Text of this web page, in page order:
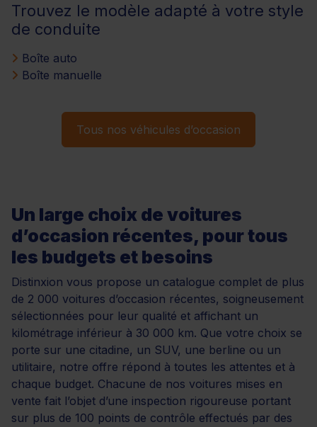
Trouvez le modèle adapté à votre style
de conduite
Boîte auto
Boîte manuelle
Tous nos véhicules d’occasion
Un large choix de voitures
d’occasion récentes, pour tous
les budgets et besoins
Distinxion vous propose un catalogue complet de plus
de 2 000 voitures d’occasion récentes, soigneusement
sélectionnées pour leur qualité et affichant un
kilométrage inférieur à 30 000 km. Que votre choix se
porte sur une citadine, un SUV, une berline ou un
utilitaire, notre offre répond à toutes les attentes et à
chaque budget. Chacune de nos voitures mises en
vente fait l’objet d’une inspection rigoureuse portant
sur plus de 100 points de contrôle effectués par des